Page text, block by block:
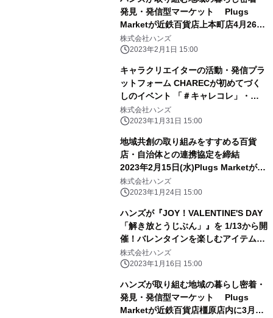
発見・発信型マーケット Plugs
Marketが近鉄百貨店上本町店4月26日
(水)オープン！
株式会社ハンズ
2023年2月1日 15:00
キャラクリエイターの活動・発信プラ
ットフォーム CHARECが初めてづく
しのイベント 「＃キャレコレ」・
「CHAREC POPUP STORE」を開
催！
株式会社ハンズ
2023年1月31日 15:00
地域共創の取り組みをすすめる百貨
店・自治体との連携協定を締結
2023年2月15日(水)Plugs Marketが八
木橋百貨店内にオープン
株式会社ハンズ
2023年1月24日 15:00
ハンズが『JOY！VALENTINE'S DAY
「解き放とうじぶん」』を 1/13から開
催！バレンタインを楽しむアイテムを
豊富にご用意
株式会社ハンズ
2023年1月16日 15:00
ハンズが取り組む地域の暮らし密着・
発見・発信型マーケット Plugs
Marketが近鉄百貨店橿原店内に3月15